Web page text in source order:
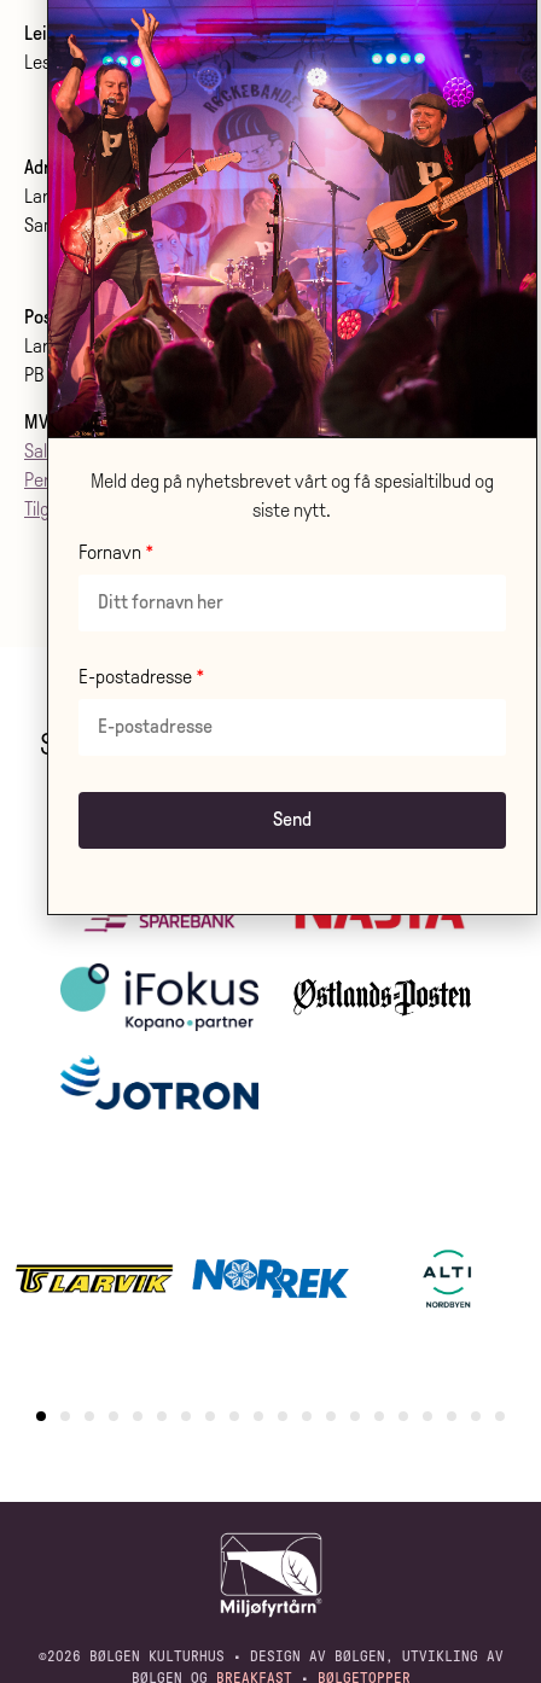
Leie lokale?
Les om konferanser og møtelokalerher.
Adresse:
Larvik kulturhus Bølgen KF
Sanden 2, 3264 Larvik
Postadresse:
Larvik kulturhus Bølgen KF
PB 2020, 3255 Larvik
MVA
: 992079142
Salgsvilkår
Personvern
Tilgjenglighetsærklæring
Stor takk til våre samarbeidspartnere!
SAMARBEIDSPARTNERE HER
©2026 BØLGEN KULTURHUS • DESIGN AV BØLGEN, UTVIKLING AV
BØLGEN OG
BREAKFAST• BØLGETOPPER
Meld deg på nyhetsbrevet vårt og få spesialtilbud og
siste nytt.
Fornavn
E-postadresse